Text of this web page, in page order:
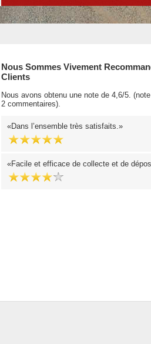
Nous Sommes Vivement
Clients
Nous avons obtenu une note de 4,6/5.
2 commentaires).
Dans l’ensemble très satisfaits.
Facile et efficace de collecte et de